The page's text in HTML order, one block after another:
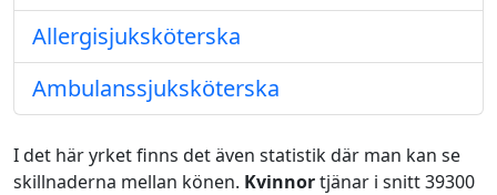
Allergisjuksköterska
Ambulanssjuksköterska
I det här yrket finns det även statistik där man kan se
skillnaderna mellan könen. Kvinnortjänar i snitt 39300